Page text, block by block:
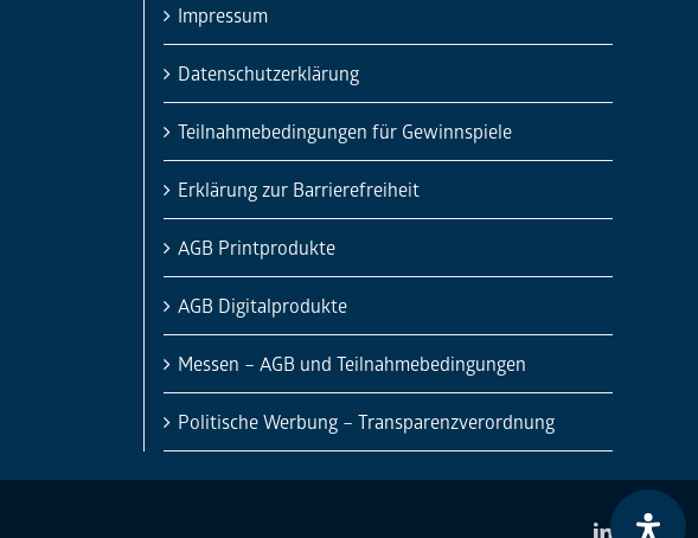
Impressum
Datenschutzerklärung
Teilnahmebedingungen für Gewinnspiele
Erklärung zur Barrierefreiheit
AGB Printprodukte
AGB Digitalprodukte
Messen – AGB und Teilnahmebedingungen
Politische Werbung – Transparenzverordnung
LinkedIn